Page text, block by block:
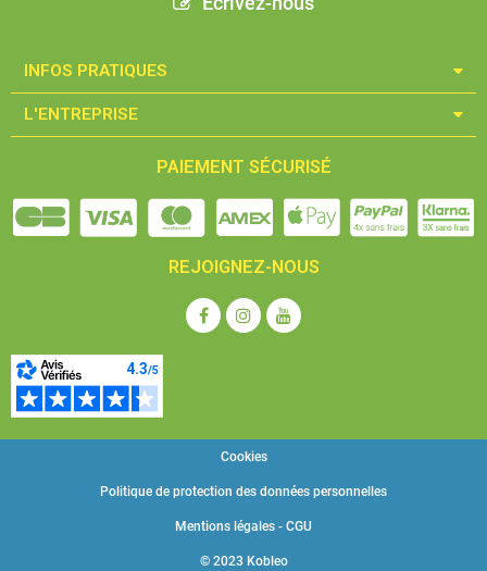
INFOS PRATIQUES​
L'ENTREPRISE​
PAIEMENT SÉCURISÉ
REJOIGNEZ-NOUS
© 2023 Kobleo
Mentions légales - CGU
Politique de protection des données personnelles
Cookies